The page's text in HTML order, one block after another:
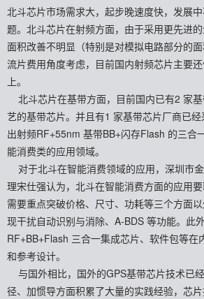
北斗芯片市场需求大，起步晚速度快，发展
题。北斗芯片在射频方面，由于采用更先进
面积改善不明显（特别是对模拟电路部分的
流片费用角度考虑，目前国内射频芯片主要
上。
北斗芯片在基带方面，目前国内已有2 家
艺的基带芯片。并且有1 家基带芯片厂商已
出射频RF+55nm 基带BB+闪存Flash 的三合
能消费类的应用领域。
对于北斗在智能消费领域的应用，深圳市
理宋仕强认为，北斗在智能消费方面的应用
需要重点突破价格、尺寸、功耗等三个方面
现干扰自动识别与消除、A-BDS 等功能。此
RF+BB+Flash 三合一集成芯片、软件包等在
和参考设计。
与国外相比，国外的GPS基带芯片技术已
径、加惯导方面积累了大量的实践经验，芯